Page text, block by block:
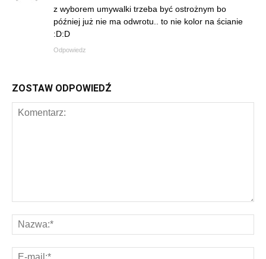
z wyborem umywalki trzeba być ostrożnym bo
później już nie ma odwrotu.. to nie kolor na ścianie
:D:D
Odpowiedz
ZOSTAW ODPOWIEDŹ